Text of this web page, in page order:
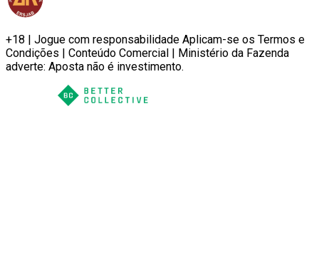
+18 | Jogue com responsabilidade Aplicam-se os Termos e
Condições | Conteúdo Comercial | Ministério da Fazenda
adverte: Aposta não é investimento.